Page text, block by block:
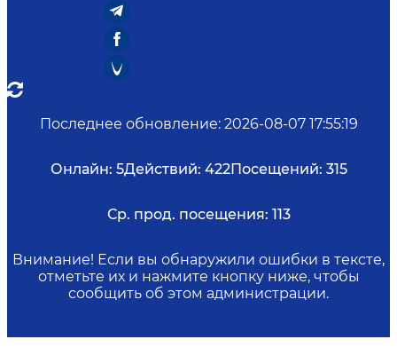
Последнее обновление: 2026-08-07 17:55:19
Онлайн: 5Действий: 422Посещений: 315
Ср. прод. посещения: 113
Внимание! Если вы обнаружили ошибки в тексте,
отметьте их и нажмите кнопку ниже, чтобы
сообщить об этом администрации.